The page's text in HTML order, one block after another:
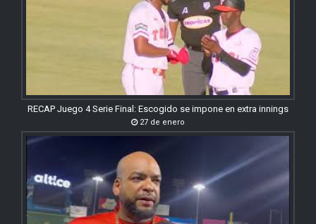
RECAP Juego 4 Serie Final: Escogido se impone en extra innings
27 de enero